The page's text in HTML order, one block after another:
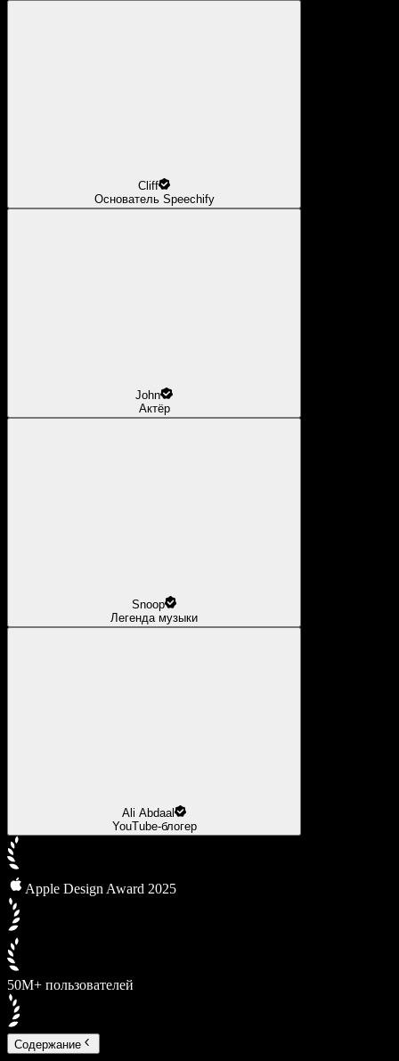
Cliff
Основатель Speechify
John
Актёр
Snoop
Легенда музыки
Ali Abdaal
YouTube-блогер
Apple Design Award 2025
50М+ пользователей
Содержание